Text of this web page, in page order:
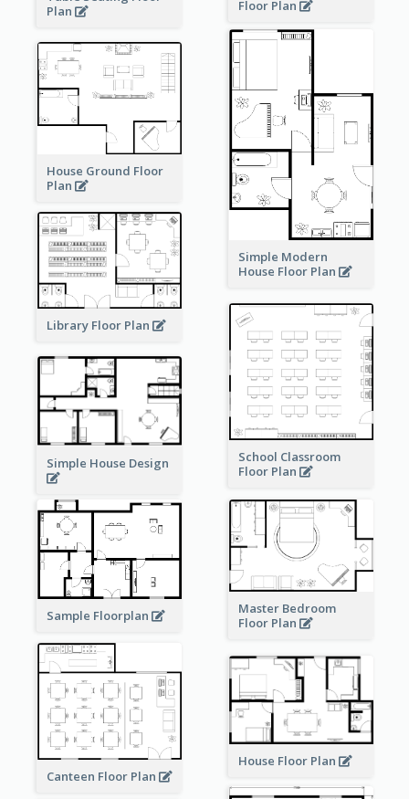
Plan
Floor Plan
Simple Modern
House Floor Plan
House Ground Floor
Plan
Library Floor Plan
School Classroom
Floor Plan
Simple House Design
Sample Floorplan
Master Bedroom
Floor Plan
Canteen Floor Plan
House Floor Plan